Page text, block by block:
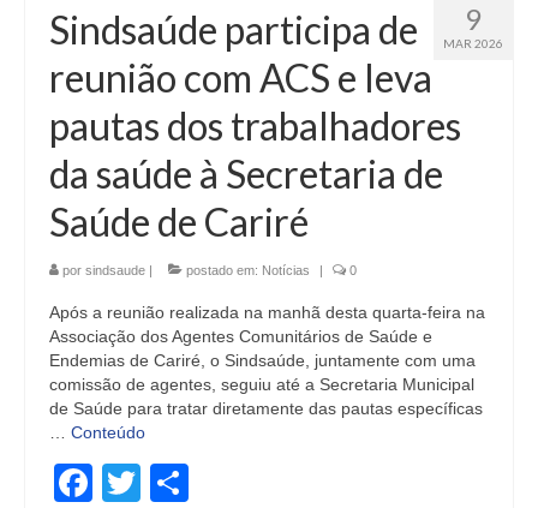
9
MAR 2026
Sindsaúde participa de
reunião com ACS e leva
pautas dos trabalhadores
da saúde à Secretaria de
Saúde de Cariré
por sindsaude | postado em: Notícias | 0
Após a reunião realizada na manhã desta quarta-feira na
Associação dos Agentes Comunitários de Saúde e
Endemias de Cariré, o Sindsaúde, juntamente com uma
comissão de agentes, seguiu até a Secretaria Municipal
de Saúde para tratar diretamente das pautas específicas
Conteúdo
Facebook
Twitter